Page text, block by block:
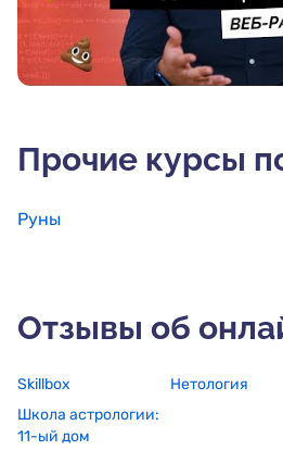
Прочие курсы
Руны
Отзывы об
Skillbox Нетология
Школа астрологии:
11-ый дом